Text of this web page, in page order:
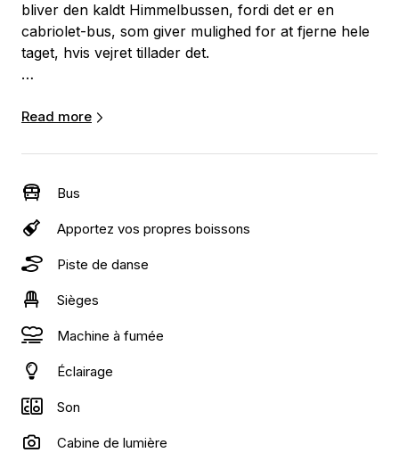
bliver den kaldt Himmelbussen, fordi det er en
cabriolet-bus, som giver mulighed for at fjerne hele
taget, hvis vejret tillader det.
om sommeren og er på om vinteren. Men en ting er
ungdomsfester sker.
Read more
Bus
Apportez vos propres boissons
Piste de danse
Sièges
Machine à fumée
Éclairage
Son
Cabine de lumière